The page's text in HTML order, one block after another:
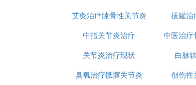
艾灸治疗膝骨性关节炎
拔罐治
中指关节炎治疗
中医治疗
关节炎治疗现状
白脉
臭氧治疗骶髂关节炎
创伤性